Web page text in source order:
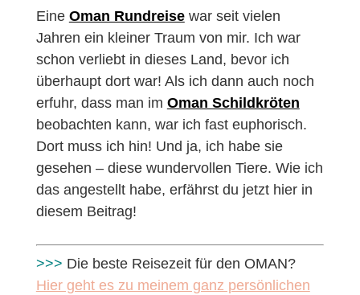
Eine Oman Rundreisewar seit vielen
Jahren ein kleiner Traum von mir. Ich war
schon verliebt in dieses Land, bevor ich
überhaupt dort war! Als ich dann auch noch
erfuhr, dass man im Oman Schildkröten
beobachten kann, war ich fast euphorisch.
Dort muss ich hin! Und ja, ich habe sie
gesehen – diese wundervollen Tiere. Wie ich
das angestellt habe, erfährst du jetzt hier in
diesem Beitrag!
>>> Die beste Reisezeit für den OMAN?
Hier geht es zu meinem ganz persönlichen